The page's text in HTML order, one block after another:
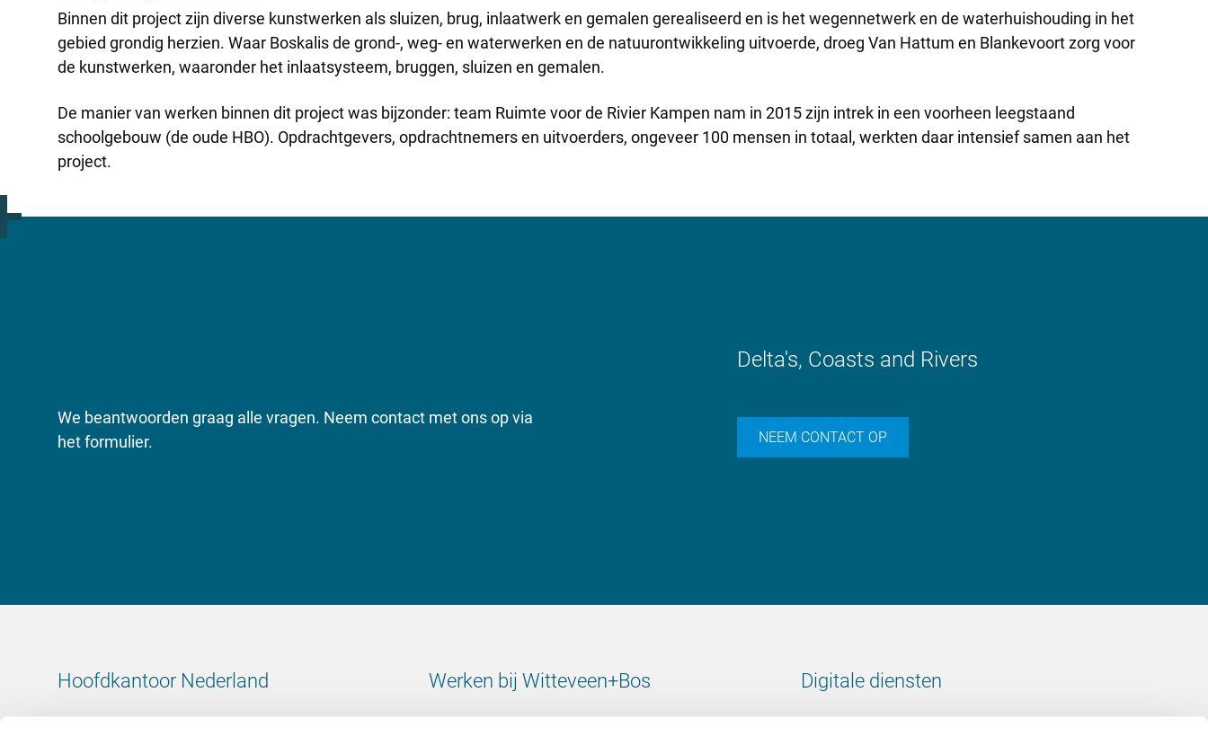
Binnen dit project zijn diverse kunstwerken als sluizen, brug, inlaatwerk en gemalen gerealiseerd en is het wegennetwerk en de waterhuishouding in het
gebied grondig herzien. Waar Boskalis de grond-, weg- en waterwerken en de natuurontwikkeling uitvoerde, droeg Van Hattum en Blankevoort zorg voor
de kunstwerken, waaronder het inlaatsysteem, bruggen, sluizen en gemalen.
De manier van werken binnen dit project was bijzonder: team Ruimte voor de Rivier Kampen nam in 2015 zijn intrek in een voorheen leegstaand
schoolgebouw (de oude HBO). Opdrachtgevers, opdrachtnemers en uitvoerders, ongeveer 100 mensen in totaal, werkten daar intensief samen aan het
project.
We beantwoorden graag alle vragen. Neem contact met ons op via
het formulier.
Delta's, Coasts and Rivers
NEEM CONTACT OP
Hoofdkantoor Nederland Werken bij Witteveen+Bos Digitale diensten